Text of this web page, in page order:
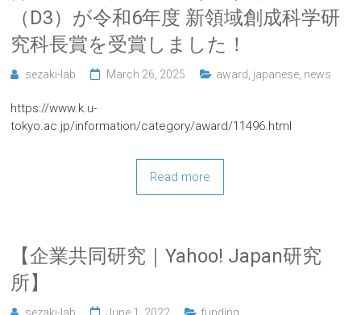
（D3）が令和6年度 新領域創成科学研
究科長賞を受賞しました！
sezaki-lab March 26, 2025 award japanese news
https://www.k.u-
tokyo.ac.jp/information/category/award/11496.html
Read more
【企業共同研究｜Yahoo! Japan研究
所】